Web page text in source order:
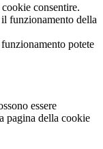
consentire.
funzionamento della
potete
essere
pagina della cookie